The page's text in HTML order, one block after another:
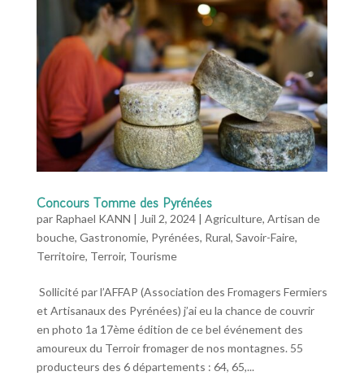
Concours Tomme des Pyrénées
par Raphael KANN | Juil 2, 2024| Agriculture, Artisan de
bouche, Gastronomie, Pyrénées, Rural, Savoir-Faire,
Territoire, Terroir, Tourisme
Sollicité par l’AFFAP (Association des Fromagers Fermiers
et Artisanaux des Pyrénées) j’ai eu la chance de couvrir
en photo 1a 17ème édition de ce bel événement des
amoureux du Terroir fromager de nos montagnes. 55
producteurs des 6 départements : 64, 65,...